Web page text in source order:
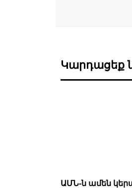
Կարդացեք
ԱՄՆ-ն ամեն